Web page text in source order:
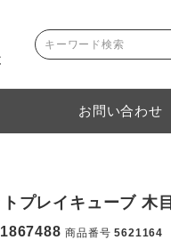
お問い合わせ
プレイキューブ 木目
商品番号 5621164